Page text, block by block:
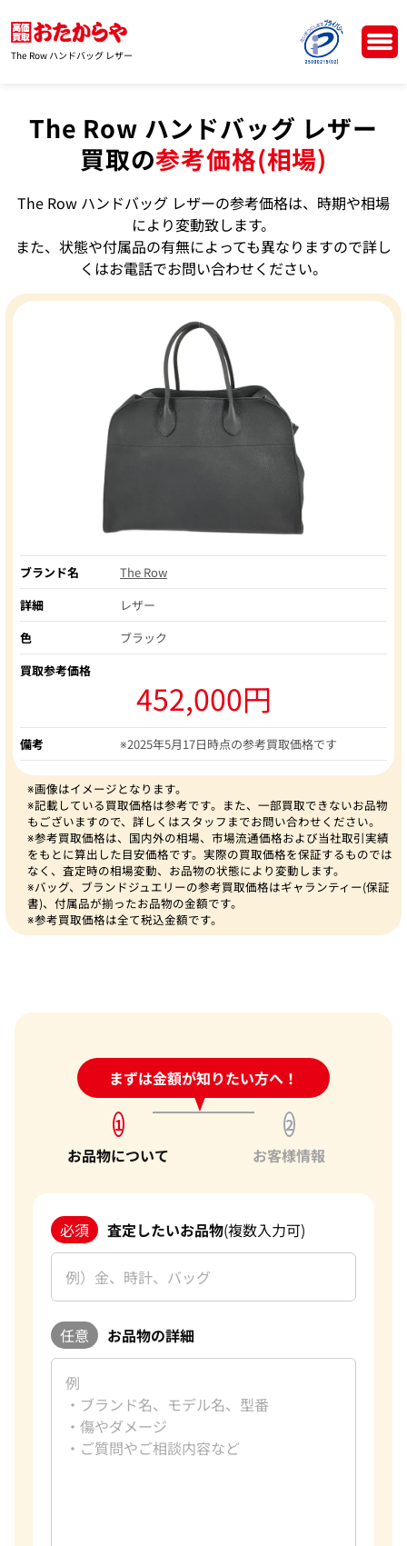
The Row ハンドバッグ レザー
The Row ハンドバッグ レザー
買取の参考価格(相場)
The Row ハンドバッグ レザーの参考価格は、時期や相場
により変動致します。
また、状態や付属品の有無によっても異なりますので詳し
くはお電話でお問い合わせください。
ブランド名
The Row
詳細
レザー
色
ブラック
買取参考価格
452,000円
備考 ※2025年5月17日時点の参考買取価格です
※画像はイメージとなります。
※記載している買取価格は参考です。また、一部買取できないお品物
もございますので、詳しくはスタッフまでお問い合わせください。
※参考買取価格は、国内外の相場、市場流通価格および当社取引実績
をもとに算出した目安価格です。実際の買取価格を保証するものでは
なく、査定時の相場変動、お品物の状態により変動します。
※バッグ、ブランドジュエリーの参考買取価格はギャランティー(保証
書)、付属品が揃ったお品物の金額です。
※参考買取価格は全て税込金額です。
まずは金額が知りたい方へ！
24時間受付中!問い合わせフォーム
1
お品物について
2
お客様情報
必須 査定したいお品物(複数入力可)
任意 お品物の詳細